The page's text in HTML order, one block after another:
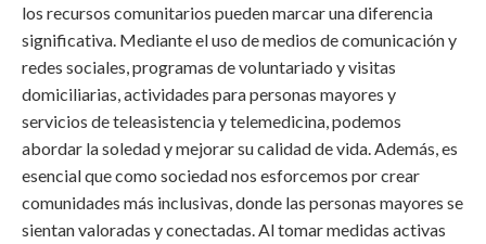
los recursos comunitarios pueden marcar una diferencia
significativa. Mediante el uso de medios de comunicación y
redes sociales, programas de voluntariado y visitas
domiciliarias, actividades para personas mayores y
servicios de teleasistencia y telemedicina, podemos
abordar la soledad y mejorar su calidad de vida. Además, es
esencial que como sociedad nos esforcemos por crear
comunidades más inclusivas, donde las personas mayores se
sientan valoradas y conectadas. Al tomar medidas activas